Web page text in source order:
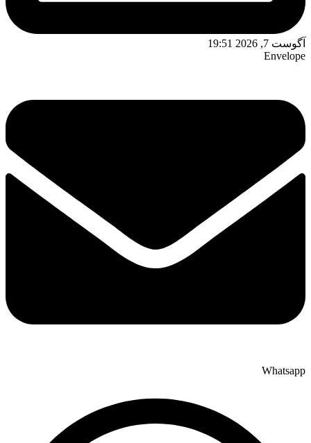
آگوست 7, 2026 19:51
Envelope
Whatsapp